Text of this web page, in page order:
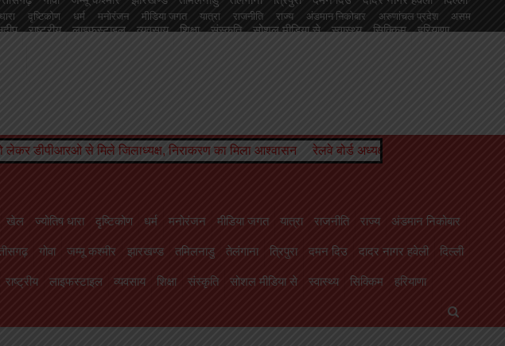
राष्ट्रीय लाइफस्टाइल व्यवसाय शिक्षा संस्कृति सोशल मीडिया से स्वास्थ्य सिक्किम
हरियाणा
दृष्टिकोण धर्म मनोरंजन मीडिया जगत यात्रा राजनीति राज्य अंडमान निकोबार अरुणांचल प्रदेश असम
निराकरण का मिला आश्वासन रेलवे बोर्ड अध्यक्ष को मिला कार्यकाल विस्तार, परामर्श दात्री समिति
खेल ज्योतिष धारा दृष्टिकोण धर्म मनोरंजन मीडिया जगत यात्रा राजनीति राज्य
अंडमान निकोबार
गोवा जम्मू कश्मीर झारखण्ड तमिलनाडु तेलंगाना त्रिपुरा दमन दिउ दादर नागर हवेली
दिल्ली
राष्ट्रीय लाइफस्टाइल व्यवसाय शिक्षा संस्कृति सोशल मीडिया से स्वास्थ्य सिक्किम
हरियाणा